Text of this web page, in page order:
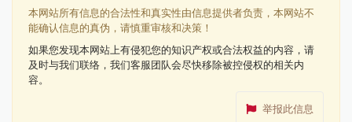
本网站所有信息的合法性和真实性由信息提供者负责，本网站不
能确认信息的真伪，请慎重审核和决策！
如果您发现本网站上有侵犯您的知识产权或合法权益的内容，请
及时与我们联络，我们客服团队会尽快移除被控侵权的相关内
容。
举报此信息